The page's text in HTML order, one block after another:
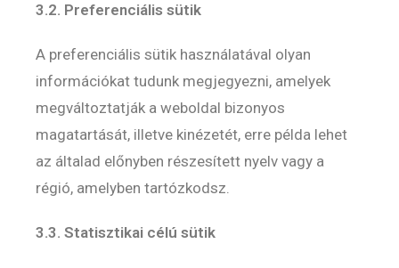
3.2. Preferenciális sütik
A preferenciális sütik használatával olyan
információkat tudunk megjegyezni, amelyek
megváltoztatják a weboldal bizonyos
magatartását, illetve kinézetét, erre példa lehet
az általad előnyben részesített nyelv vagy a
régió, amelyben tartózkodsz.
3.3. Statisztikai célú sütik